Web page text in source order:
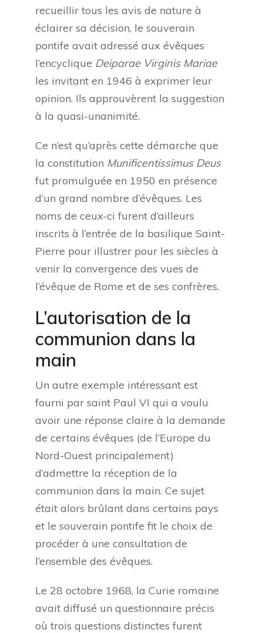
recueillir tous les avis de nature à
éclairer sa décision, le souverain
pontife avait adressé aux évêques
l’encyclique Deiparae Virginis Mariae
les invitant en 1946 à exprimer leur
opinion. Ils approuvèrent la suggestion
à la quasi-unanimité.
Ce n’est qu’après cette démarche que
la constitution Munificentissimus Deus
fut promulguée en 1950 en présence
d’un grand nombre d’évêques. Les
noms de ceux-ci furent d’ailleurs
inscrits à l’entrée de la basilique Saint-
Pierre pour illustrer pour les siècles à
venir la convergence des vues de
l’évêque de Rome et de ses confrères.
L’autorisation de la
communion dans la
main
Un autre exemple intéressant est
fourni par saint Paul VI qui a voulu
avoir une réponse claire à la demande
de certains évêques (de l’Europe du
Nord-Ouest principalement)
d’admettre la réception de la
communion dans la main. Ce sujet
était alors brûlant dans certains pays
et le souverain pontife fit le choix de
procéder à une consultation de
l’ensemble des évêques.
Le 28 octobre 1968, la Curie romaine
avait diffusé un questionnaire précis
où trois questions distinctes furent